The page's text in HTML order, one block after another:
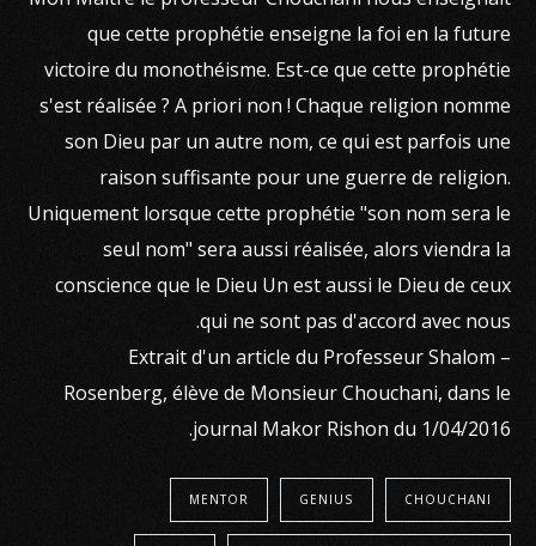
que cette prophétie enseigne la foi en la future
victoire du monothéisme. Est-ce que cette prophétie
s'est réalisée ? A priori non ! Chaque religion nomme
son Dieu par un autre nom, ce qui est parfois une
raison suffisante pour une guerre de religion.
Uniquement lorsque cette prophétie "son nom sera le
seul nom" sera aussi réalisée, alors viendra la
conscience que le Dieu Un est aussi le Dieu de ceux
qui ne sont pas d'accord avec nous.
– Extrait d'un article du Professeur Shalom
Rosenberg, élève de Monsieur Chouchani, dans le
journal Makor Rishon du 1/04/2016.
CHOUCHANI
GENIUS
MENTOR